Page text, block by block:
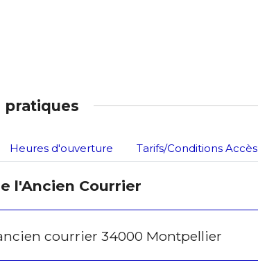
pratiques
Heures d'ouverture Tarifs/Conditions Accès
l'Ancien Courrier
courrier 34000 Montpellier